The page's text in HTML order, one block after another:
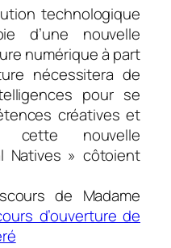
technologique
d’une nouvelle
numérique à part
nécessitera de
pour se
créatives et
cette nouvelle
Natives » côtoient
de Madame
d’ouverture de